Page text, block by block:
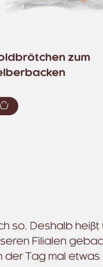
zum
Zum Warenkorb
so. Deshalb heißt
Filialen
der Tag mal